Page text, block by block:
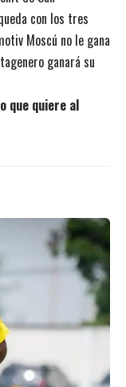
con los tres
Moscú no le gana
ganará su
que quiere al